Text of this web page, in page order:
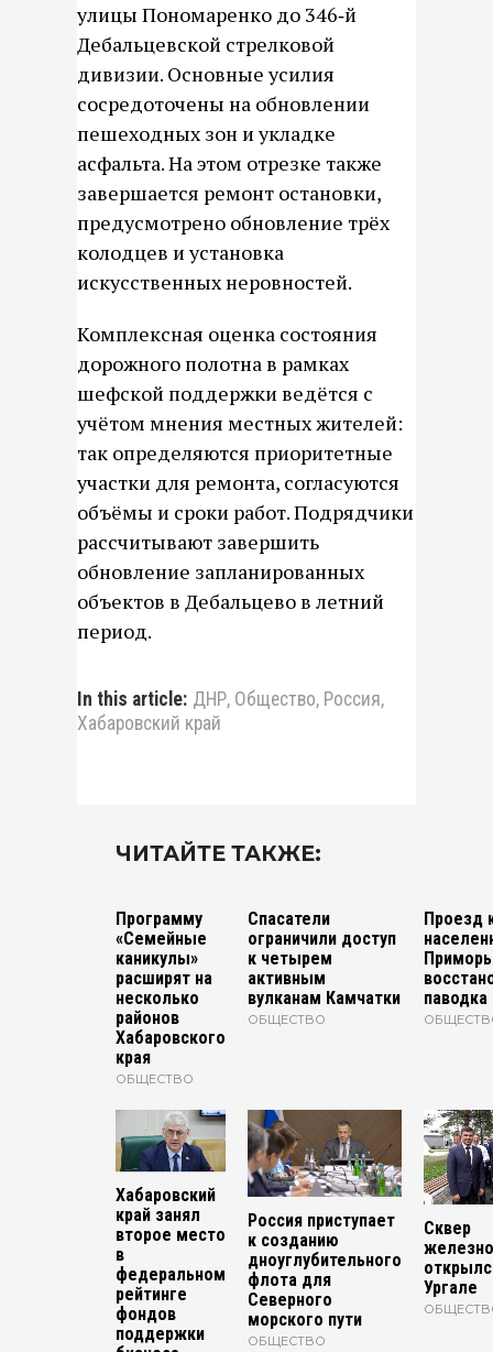
улицы Пономаренко до 346‑й
Дебальцевской стрелковой
дивизии. Основные усилия
сосредоточены на обновлении
пешеходных зон и укладке
асфальта. На этом отрезке также
завершается ремонт остановки,
предусмотрено обновление трёх
колодцев и установка
искусственных неровностей.
Комплексная оценка состояния
дорожного полотна в рамках
шефской поддержки ведётся с
учётом мнения местных жителей:
так определяются приоритетные
участки для ремонта, согласуются
объёмы и сроки работ. Подрядчики
рассчитывают завершить
обновление запланированных
объектов в Дебальцево в летний
период.
In this article: ДНР, Общество, Россия,
Хабаровский край
ЧИТАЙТЕ ТАКЖЕ:
Программу
«Семейные
каникулы»
расширят на
несколько
районов
Хабаровского
края
ОБЩЕСТВО
Спасатели
ограничили доступ
к четырем
активным
вулканам Камчатки
ОБЩЕСТВО
Проезд
паводка
Хабаровский
край занял
второе место
в
федеральном
рейтинге
фондов
поддержки
Россия приступает
к созданию
дноуглубительного
флота для
Северного
морского пути
ОБЩЕСТВО
Сквер
Ургале